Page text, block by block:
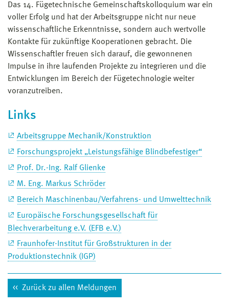
Das 14. Fügetechnische Gemeinschaftskolloquium war ein
voller Erfolg und hat der Arbeitsgruppe nicht nur neue
wissenschaftliche Erkenntnisse, sondern auch wertvolle
Kontakte für zukünftige Kooperationen gebracht. Die
Wissenschaftler freuen sich darauf, die gewonnenen
Impulse in ihre laufenden Projekte zu integrieren und die
Entwicklungen im Bereich der Fügetechnologie weiter
voranzutreiben.
Links
Arbeitsgruppe Mechanik/Konstruktion
Forschungsprojekt „Leistungsfähige Blindbefestiger“
Prof. Dr.-Ing. Ralf Glienke
M. Eng. Markus Schröder
Bereich Maschinenbau/Verfahrens- und Umwelttechnik
Europäische Forschungsgesellschaft für
Blechverarbeitung e.V. (EFB e.V.)
Fraunhofer-Institut für Großstrukturen in der
Produktionstechnik (IGP)
Zurück zu allen Meldungen